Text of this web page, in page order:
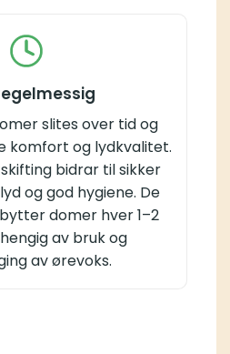
slites over tid og
komfort og lydkvalitet.
bidrar til sikker
og god hygiene. De
domer hver 1–2
av bruk og
av ørevoks.